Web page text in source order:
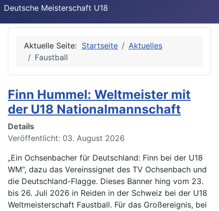
Deutsche Meisterschaft U18
Aktuelle Seite: Startseite
Aktuelles
Faustball
Finn Hummel: Weltmeister mit
der U18 Nationalmannschaft
Details
Veröffentlicht: 03. August 2026
„Ein Ochsenbacher für Deutschland: Finn bei der U18
WM“, dazu das Vereinssignet des TV Ochsenbach und
die Deutschland-Flagge. Dieses Banner hing vom 23.
bis 26. Juli 2026 in Reiden in der Schweiz bei der U18
Weltmeisterschaft Faustball. Für das Großereignis, bei